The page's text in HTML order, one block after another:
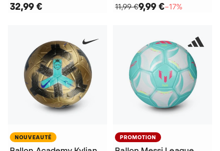
32,99 €
11,99 €9,99 €−17%
NOUVEAUTÉ PROMOTION